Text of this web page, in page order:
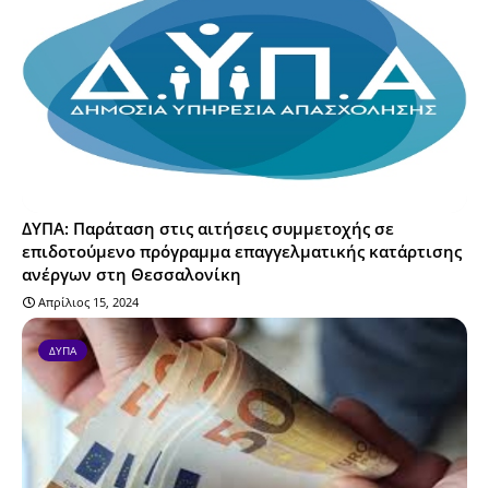
ΔΥΠΑ: Παράταση στις αιτήσεις συμμετοχής σε
επιδοτούμενο πρόγραμμα επαγγελματικής κατάρτισης
ανέργων στη Θεσσαλονίκη
Απρίλιος 15, 2024
ΔΥΠΑ